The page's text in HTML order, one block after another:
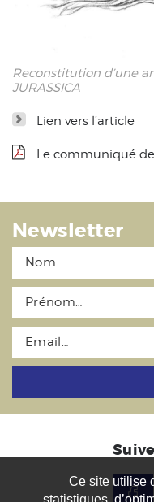
Reconstitution d’une
JURASSICA
Lien vers l’article
Le communiqué
Newsletter
Ce site utilise
statistiques,